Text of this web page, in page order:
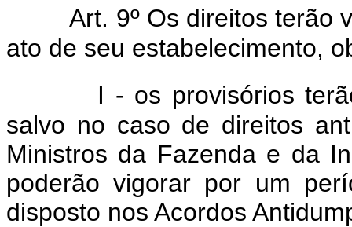
Art. 9º Os direitos terão
ato de seu estabelecimento,
I - os provisórios
salvo no caso de direitos
Ministros da Fazenda e da
poderão vigorar por um
disposto nos Acordos